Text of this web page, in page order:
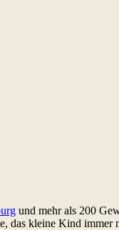
und mehr als 200
das kleine Kind